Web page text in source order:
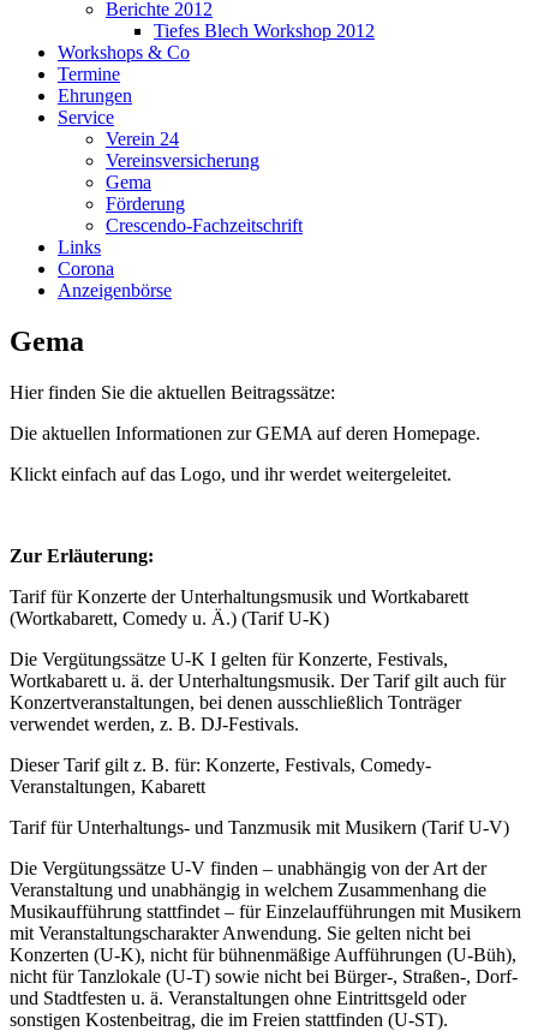
Berichte 2012
Tiefes Blech Workshop 2012
Workshops & Co
Termine
Ehrungen
Service
Verein 24
Vereinsversicherung
Gema
Förderung
Crescendo-Fachzeitschrift
Links
Corona
Anzeigenbörse
Gema
Hier finden Sie die aktuellen Beitragssätze:
Die aktuellen Informationen zur GEMA auf deren Homepage.
Klickt einfach auf das Logo, und ihr werdet weitergeleitet.
Zur Erläuterung:
Tarif für Konzerte der Unterhaltungsmusik und Wortkabarett
(Wortkabarett, Comedy u. Ä.) (Tarif U-K)
Die Vergütungssätze U-K I gelten für Konzerte, Festivals,
Wortkabarett u. ä. der Unterhaltungsmusik. Der Tarif gilt auch für
Konzertveranstaltungen, bei denen ausschließlich Tonträger
verwendet werden, z. B. DJ-Festivals.
Dieser Tarif gilt z. B. für: Konzerte, Festivals, Comedy-
Veranstaltungen, Kabarett
Tarif für Unterhaltungs- und Tanzmusik mit Musikern (Tarif U-V)
Die Vergütungssätze U-V finden – unabhängig von der Art der
Veranstaltung und unabhängig in welchem Zusammenhang die
Musikaufführung stattfindet – für Einzelaufführungen mit Musikern
mit Veranstaltungscharakter Anwendung. Sie gelten nicht bei
Konzerten (U-K), nicht für bühnenmäßige Aufführungen (U-Büh),
nicht für Tanzlokale (U-T) sowie nicht bei Bürger-, Straßen-, Dorf-
und Stadtfesten u. ä. Veranstaltungen ohne Eintrittsgeld oder
sonstigen Kostenbeitrag, die im Freien stattfinden (U-ST).